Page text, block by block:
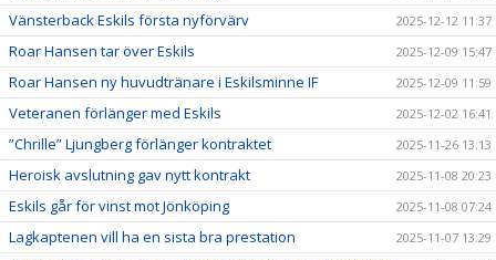
Vänsterback Eskils första nyförvärv 2025-12-12 11:37
Roar Hansen tar över Eskils 2025-12-09 15:47
Roar Hansen ny huvudtränare i Eskilsminne IF 2025-12-09 11:59
Veteranen förlänger med Eskils 2025-12-02 16:41
”Chrille” Ljungberg förlänger kontraktet 2025-11-26 13:13
Heroisk avslutning gav nytt kontrakt 2025-11-08 20:23
Eskils går för vinst mot Jönköping 2025-11-08 07:24
Lagkaptenen vill ha en sista bra prestation 2025-11-07 13:29